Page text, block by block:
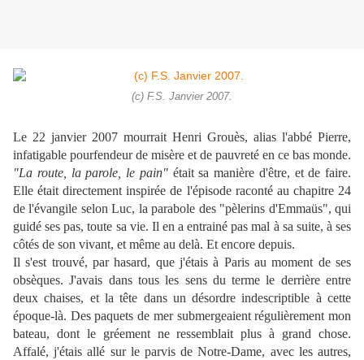
(c) F.S. Janvier 2007.
Le 22 janvier 2007 mourrait Henri Grouès, alias l'abbé Pierre,
infatigable pourfendeur de misère et de pauvreté en ce bas monde.
"La route, la parole, le pain"était sa manière d'être, et de faire.
Elle était directement inspirée de l'épisode raconté au chapitre 24
de l'évangile selon Luc, la parabole des "pèlerins d'Emmaüs", qui
guidé ses pas, toute sa vie. Il en a entrainé pas mal à sa suite, à ses
côtés de son vivant, et même au delà. Et encore depuis.
Il s'est trouvé, par hasard, que j'étais à Paris au moment de ses
obsèques. J'avais dans tous les sens du terme le derrière entre
deux chaises, et la tête dans un désordre indescriptible à cette
époque-là. Des paquets de mer submergeaient régulièrement mon
bateau, dont le gréement ne ressemblait plus à grand chose.
Affalé, j'étais allé sur le parvis de Notre-Dame, avec les autres,